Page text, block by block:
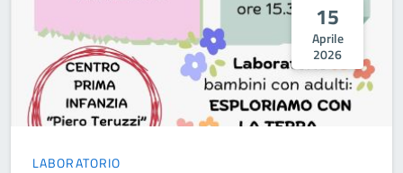
15
Aprile
2026
LABORATORIO